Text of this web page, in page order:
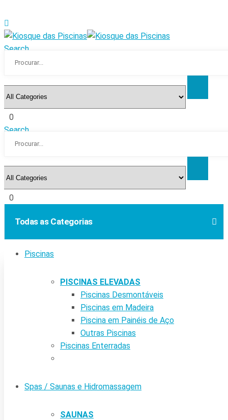
Search
0
Search
0
Todas as Categorias
Piscinas
PISCINAS ELEVADAS
Piscinas Desmontáveis
Piscinas em Madeira
Piscina em Painéis de Aço
Outras Piscinas
Piscinas Enterradas
Spas / Saunas e Hidromassagem
SAUNAS